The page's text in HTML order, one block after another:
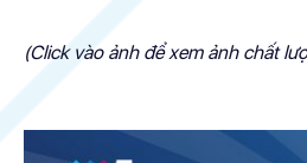
(Click vào ảnh để xem ảnh chất